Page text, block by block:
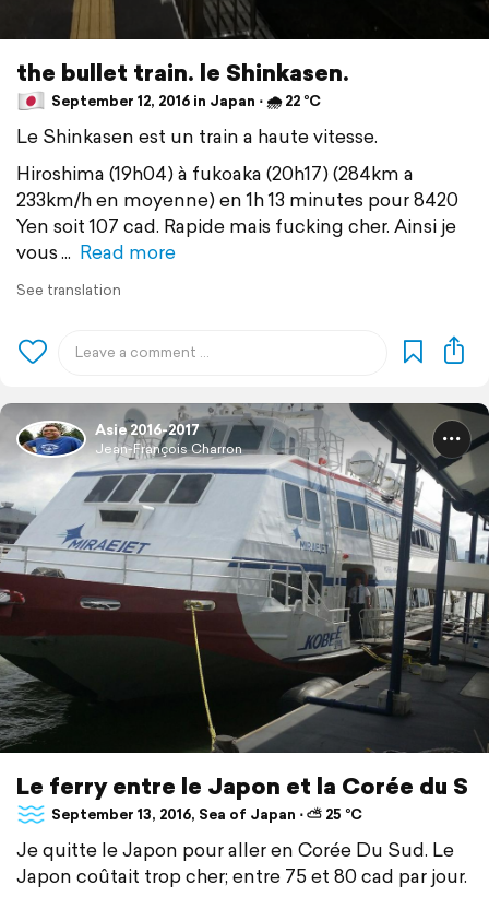
the bullet train. le Shinkasen.
September 12, 2016 in Japan ⋅ 🌧 22 °C
Le Shinkasen est un train a haute vitesse.
Hiroshima (19h04) à fukoaka (20h17) (284km a
233km/h en moyenne) en 1h 13 minutes pour 8420
Yen soit 107 cad. Rapide mais fucking cher. Ainsi je
vous
Read more
See translation
Asie 2016-2017
Jean-François Charron
Le ferry entre le Japon et la Corée du S
September 13, 2016, Sea of Japan ⋅ ⛅ 25 °C
Je quitte le Japon pour aller en Corée Du Sud. Le
Japon coûtait trop cher; entre 75 et 80 cad par jour.